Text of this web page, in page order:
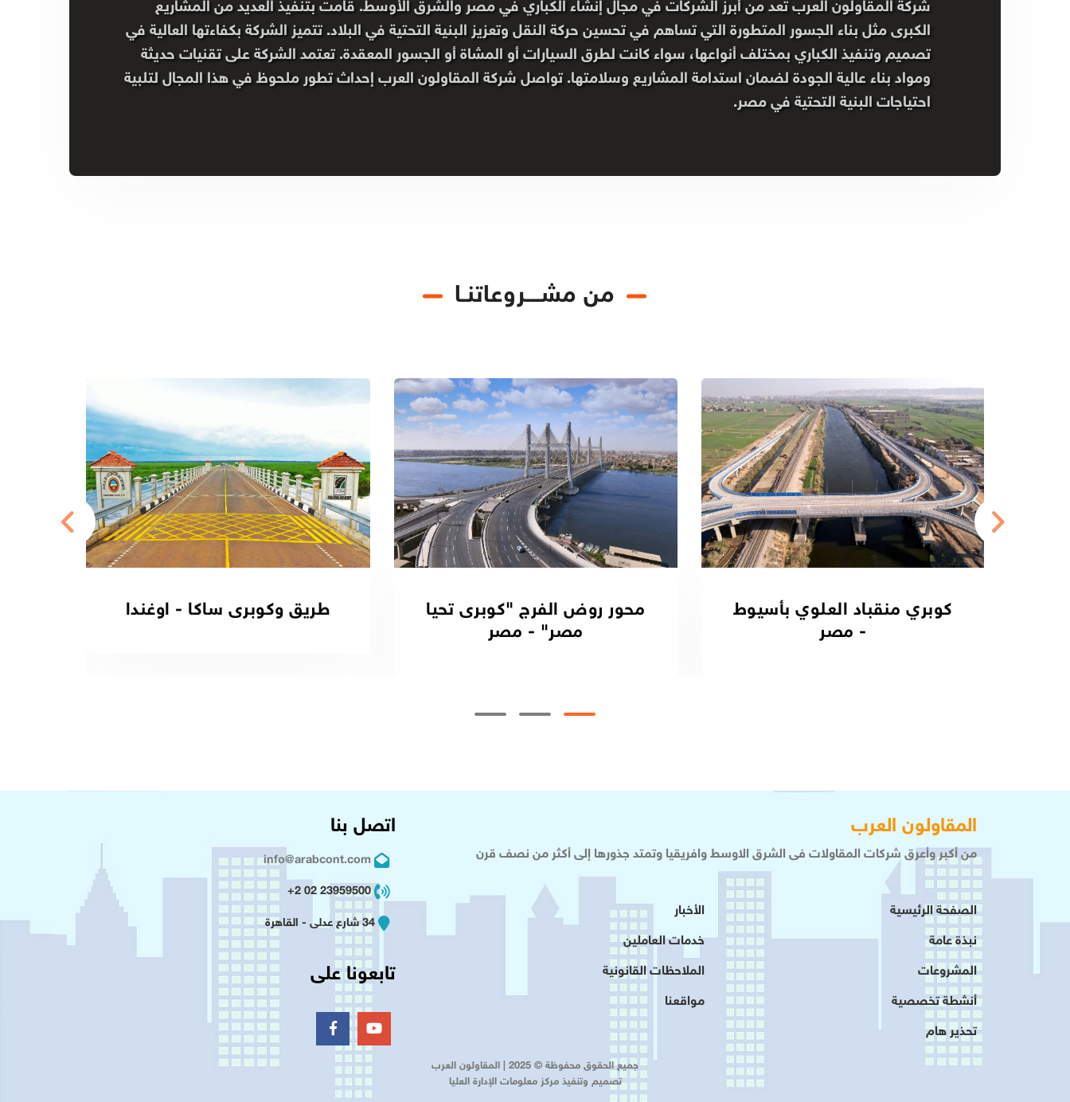
شركة المقاولون العرب تعد من أبرز الشركات في مجال إنشاء الكباري في مصر والشرق الأوسط. قامت بتنفيذ العديد من المشاريع
الكبرى مثل بناء الجسور المتطورة التي تساهم في تحسين حركة النقل وتعزيز البنية التحتية في البلاد. تتميز الشركة بكفاءتها العالية في
تصميم وتنفيذ الكباري بمختلف أنواعها، سواء كانت لطرق السيارات أو المشاة أو الجسور المعقدة. تعتمد الشركة على تقنيات حديثة
ومواد بناء عالية الجودة لضمان استدامة المشاريع وسلامتها. تواصل شركة المقاولون العرب إحداث تطور ملحوظ في هذا المجال لتلبية
احتياجات البنية التحتية في مصر.
من مشـــروعاتنـا
كوبري منقباد العلوي بأسيوط
- مصر
محور روض الفرج "كوبرى تحيا
مصر" - مصر
طريق وكوبرى ساكا - اوغندا
المقاولون العرب
من أكبر وأعرق شركات المقاولات فى الشرق الاوسط وافريقيا وتمتد جذورها إلى أكثر من نصف قرن
الصفحة الرئيسية
نبذة عامة
المشروعات
أنشطة تخصصية
تحذير هام
الأخبار
خدمات العاملين
الملاحظات القانونية
مواقعنا
اتصل بنا
info@arabcont.com
23959500 02 2+
34 شارع عدلى - القاهرة
تابعونا على
جميع الحقوق محفوظة © 2025 | المقاولون العرب
تصميم وتنفيذ مركز معلومات الإدارة العليا